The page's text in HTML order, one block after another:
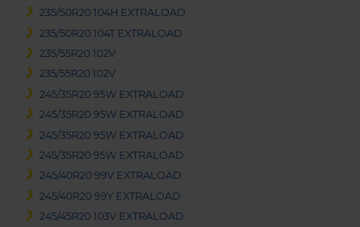
235/50R20 104H EXTRALOAD
235/50R20 104T EXTRALOAD
235/55R20 102V
235/55R20 102V
245/35R20 95W EXTRALOAD
245/35R20 95W EXTRALOAD
245/35R20 95W EXTRALOAD
245/35R20 95W EXTRALOAD
245/40R20 99V EXTRALOAD
245/40R20 99Y EXTRALOAD
245/45R20 103V EXTRALOAD